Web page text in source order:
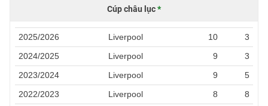
Cúp châu lục*
2025/2026 Liverpool 10
3
2024/2025
Liverpool 9
3
2023/2024
Liverpool 9
5
2022/2023
Liverpool 8
8